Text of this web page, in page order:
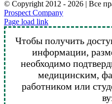
© Copyright 2012 - 2026 | Все
Prospect Company
Vk
Telegram
YouTube
Email
Page load link
Чтобы получить
информации,
необходимо
медицинским,
работником или